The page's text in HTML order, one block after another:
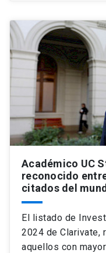
Académico UC
reconocido
citados del
El listado de
2024 de Clarivate,
aquellos con